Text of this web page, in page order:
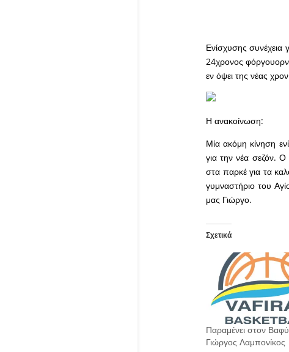
Ενίσχυσης
24χρονος
εν όψει της νέας
Η ανακοίνωση:
Μία ακόμη κίνηση
για την νέα σεζόν. Ο
στα παρκέ για τα
γυμναστήριο του
μας Γιώργο.
Σχετικά
Παραμένει στον
Γιώργος Λαμπονίκος